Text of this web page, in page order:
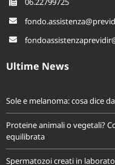
06.22799725
Ultime News
Sole e melanoma: cosa dice
Proteine animali o vegetali?
equilibrata